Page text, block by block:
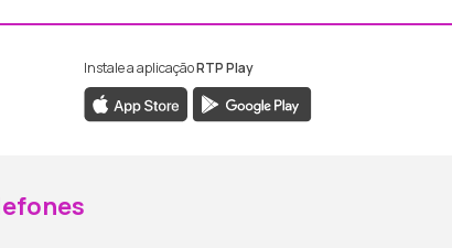
da RTP Madeira
da RTP Madeira
Instale a aplicaçãoRTP Play